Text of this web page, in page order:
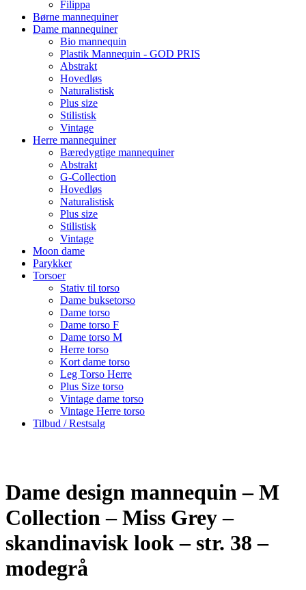
Filippa
Børne mannequiner
Dame mannequiner
Bio mannequin
Plastik Mannequin - GOD PRIS
Abstrakt
Hovedløs
Naturalistisk
Plus size
Stilistisk
Vintage
Herre mannequiner
Bæredygtige mannequiner
Abstrakt
G-Collection
Hovedløs
Naturalistisk
Plus size
Stilistisk
Vintage
Moon dame
Parykker
Torsoer
Stativ til torso
Dame buksetorso
Dame torso
Dame torso F
Dame torso M
Herre torso
Kort dame torso
Leg Torso Herre
Plus Size torso
Vintage dame torso
Vintage Herre torso
Tilbud / Restsalg
Dame design mannequin – M
Collection – Miss Grey –
skandinavisk look – str. 38 –
modegrå